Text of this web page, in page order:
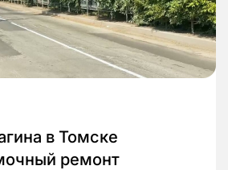
в Томске
ремонт